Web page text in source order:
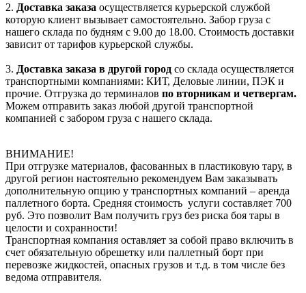
2. Доставка заказа осуществляется курьерской службой
которую клиент вызывает самостоятельно. Забор груза с
нашего склада по будням с 9.00 до 18.00. Стоимость доставки
зависит от тарифов курьерской службы.
3. Доставка заказа в другой город со склада осуществляется
транспортными компаниями: КИТ, Деловые линии, ПЭК и
прочие. Отгрузка до терминалов по вторникам и четвергам.
Можем отправить заказ любой другой транспортной
компанией с забором груза с нашего склада.
ВНИМАНИЕ!
При отгрузке материалов, фасованных в пластиковую тару, в
другой регион настоятельно рекомендуем Вам заказывать
дополнительную опцию у транспортных компаний – аренда
паллетного борта. Средняя стоимость услуги составляет 700
руб. Это позволит Вам получить груз без риска боя тары в
целости и сохранности!
Транспортная компания оставляет за собой право включить в
счет обязательную обрешетку или паллетный борт при
перевозке жидкостей, опасных грузов и т.д. в том числе без
ведома отправителя.